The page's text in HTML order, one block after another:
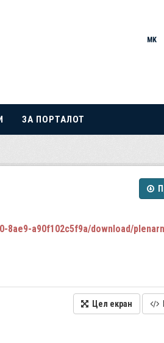
MK
ЗА ПОРТАЛОТ
download/plenarni_sednici_2024-
Цел екран